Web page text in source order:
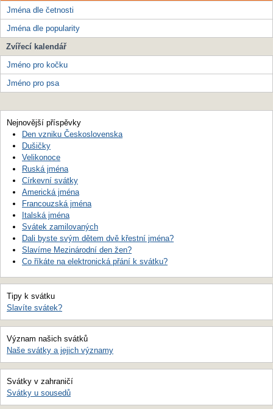
Jména dle četnosti
Jména dle popularity
Zvířecí kalendář
Jméno pro kočku
Jméno pro psa
Nejnovější příspěvky
Den vzniku Československa
Dušičky
Velikonoce
Ruská jména
Církevní svátky
Americká jména
Francouzská jména
Italská jména
Svátek zamilovaných
Dali byste svým dětem dvě křestní jména?
Slavíme Mezinárodní den žen?
Co říkáte na elektronická přání k svátku?
Tipy k svátku
Slavíte svátek?
Význam našich svátků
Naše svátky a jejich významy
Svátky v zahraničí
Svátky u sousedů